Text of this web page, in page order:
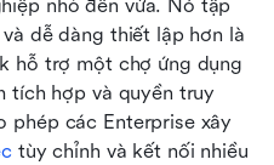
nhỏ đến vừa. Nó tập
dễ dàng thiết lập hơn là
hỗ trợ một chợ ứng dụng
tích hợp và quyền truy
phép các Enterprise xây
tùy chỉnh và kết nối nhiều